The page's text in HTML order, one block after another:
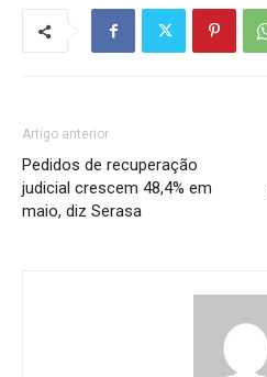
Artigo anterior
Pedidos de recuperação
judicial crescem 48,4% em
maio, diz Serasa